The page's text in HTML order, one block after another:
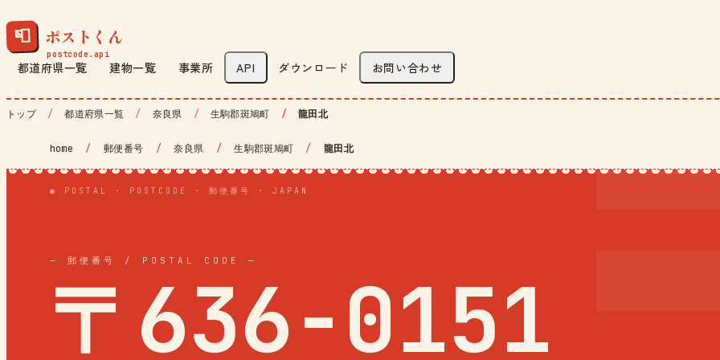
📮 ポストくん
都道府県一覧 建物一覧 事業所 API ダウンロード お問い合わせ
トップ 都道府県一覧 奈良県 生駒郡斑鳩町 龍田北
home / 郵便番号 / 奈良県 / 生駒郡斑鳩町 / 龍田北
◉ POSTAL · POSTCODE · 郵便番号 · JAPAN
— 郵便番号 / POSTAL CODE —
〒636-0151